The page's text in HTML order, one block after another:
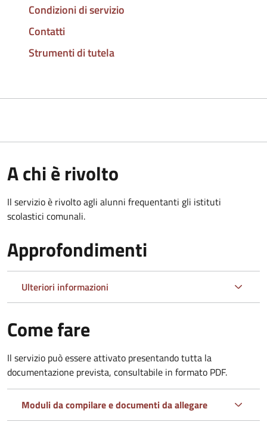
Condizioni di servizio
Contatti
Strumenti di tutela
A chi è rivolto
Il servizio è rivolto agli alunni frequentanti gli istituti
scolastici comunali.
Approfondimenti
Ulteriori informazioni
Come fare
Il servizio può essere attivato presentando tutta la
documentazione prevista, consultabile in formato PDF.
Moduli da compilare e documenti da allegare